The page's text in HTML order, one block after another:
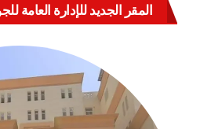
المقر الجديد للإدارة العامة